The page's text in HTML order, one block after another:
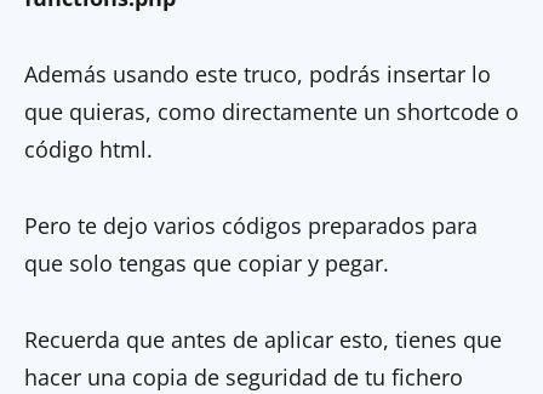
Además usando este truco, podrás insertar lo
que quieras, como directamente un shortcode o
código html.
Pero te dejo varios códigos preparados para
que solo tengas que copiar y pegar.
Recuerda que antes de aplicar esto, tienes que
hacer una copia de seguridad de tu fichero